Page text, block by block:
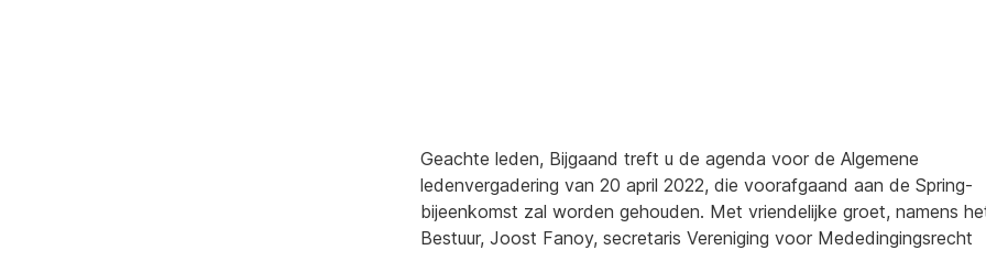
Geachte leden, Bijgaand treft u de agenda voor de Algemene
ledenvergadering van 20 april 2022, die voorafgaand aan de Spring-
bijeenkomst zal worden gehouden. Met vriendelijke groet, namens
Bestuur, Joost Fanoy, secretaris Vereniging voor Mededingingsrecht